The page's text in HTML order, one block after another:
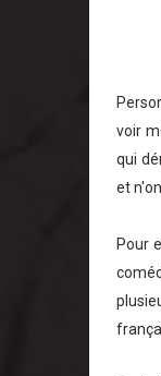
voir
qui
et
Pour